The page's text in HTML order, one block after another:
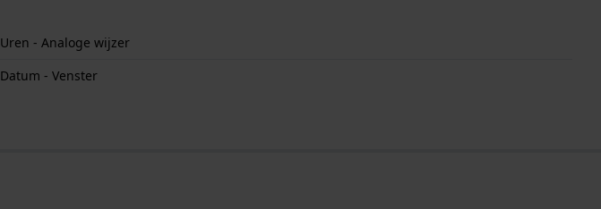
Uren - Analoge wijzer
Datum - Venster